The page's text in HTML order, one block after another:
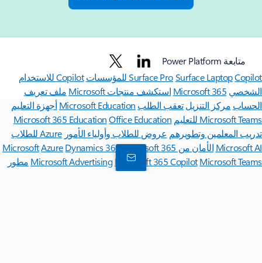
متابعة Power Platform
Surface ProSurface LaptopCopilot للمؤسسات
Copilot للاستخدام
الشخصي Microsoft 365 استكشف منتجات Microsoft
ملف تعريف
الحساب مركز التنزيل تعقب الطلب Microsoft Education أجهزة التعليم
Microsoft Teams للتعليم
Microsoft 365 EducationOffice Education
تدريب المعلمين وتطويرهم عروض للطلاب وأولياء الأمور Azure للطلاب
Microsoft AI الأمان من Microsoft AzureDynamics 365Microsoft 365
Microsoft Advertising Microsoft 365 Copilot Microsoft Teams
مطور
دعم تطبيقات مواقع تسوق الذكاء الاصطناعي